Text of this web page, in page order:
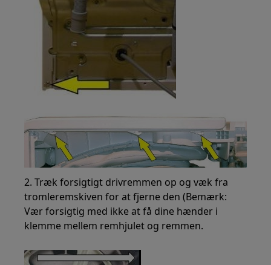
2. Træk forsigtigt drivremmen op og væk fra
tromleremskiven for at fjerne den (Bemærk:
Vær forsigtig med ikke at få dine hænder i
klemme mellem remhjulet og remmen.